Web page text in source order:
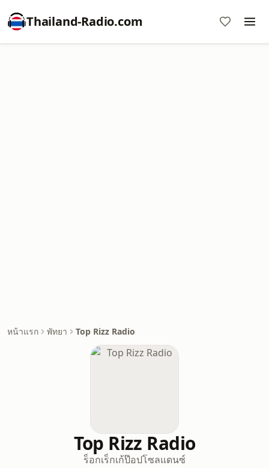
Thailand-Radio.com
หน้าแรก พัทยา Top Rizz Radio
Top Rizz Radio
ร็อกเร็กเก้ป๊อปโซลแดนซ์